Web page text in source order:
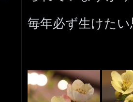
毎年必ず生けた